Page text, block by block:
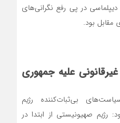
در پی رفع نگرانی‌های
بود.
علیه جمهوری
بی‌ثبات‌کننده رژیم
رژیم صهیونیستی از ابتدا در